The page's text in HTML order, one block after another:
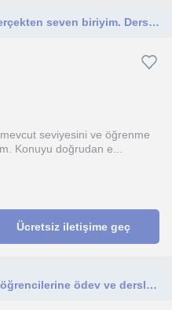
Enerjik, meraklı ve öğretmeyi gerçekten seven biriyim. Derslerim, öğrenmeye istekli olan herkese açıktır.
seviyesini ve öğrenme
Konuyu doğrudan e...
Ücretsiz iletişime geç
stajlarımı tamamladım ortaokul öğrencilerine ödev ve derslerinde yardımcı olabilirim